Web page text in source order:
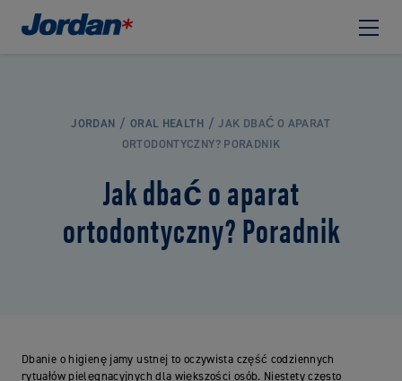
JORDAN ORAL HEALTH
JAK DBAĆ O APARAT
ORTODONTYCZNY? PORADNIK
Jak dbać o aparat
ortodontyczny? Poradnik
Dbanie o higienę jamy ustnej to oczywista część codziennych
rytuałów pielęgnacyjnych dla większości osób. Niestety często